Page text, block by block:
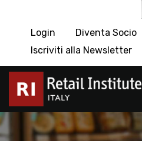
Login
Diventa Socio
Iscriviti alla Newsletter